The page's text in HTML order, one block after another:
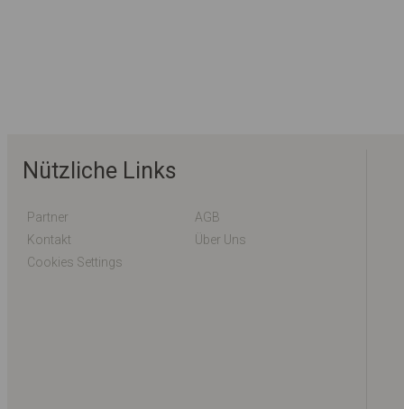
Nützliche Links
Partner
AGB
Kontakt
Über Uns
Cookies Settings